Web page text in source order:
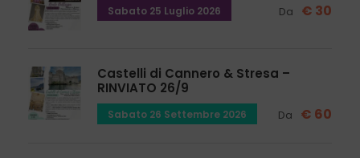
Sabato 25 Luglio 2026 Da € 30
Castelli di Cannero & Stresa –
RINVIATO 26/9
Sabato 26 Settembre 2026 Da € 60